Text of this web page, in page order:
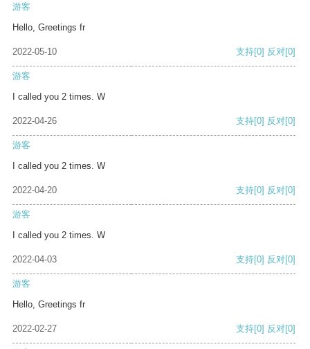
游客
Hello, Greetings fr
2022-05-10 支持[0] 反对[0]
游客
I called you 2 times. W
2022-04-26 支持[0] 反对[0]
游客
I called you 2 times. W
2022-04-20 支持[0] 反对[0]
游客
I called you 2 times. W
2022-04-03 支持[0] 反对[0]
游客
Hello, Greetings fr
2022-02-27 支持[0] 反对[0]